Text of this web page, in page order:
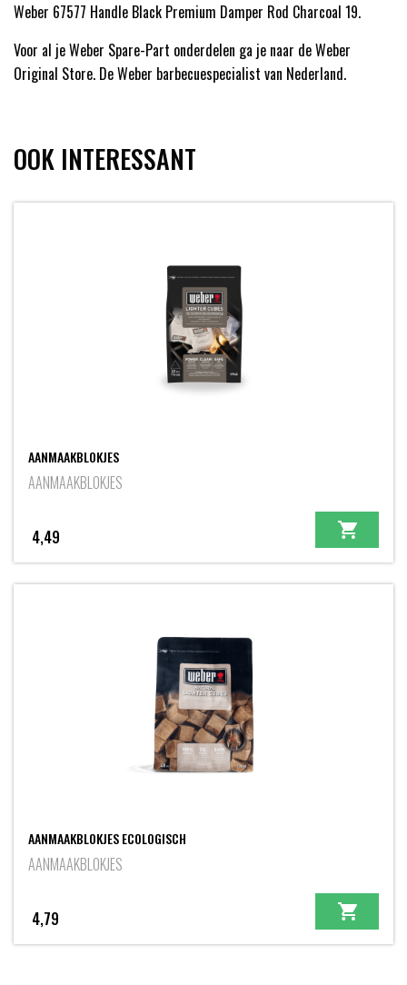
Weber 67577 Handle Black Premium Damper Rod Charcoal 19.
Voor al je Weber Spare-Part onderdelen ga je naar de Weber
Original Store. De Weber barbecuespecialist van Nederland.
OOK INTERESSANT
AANMAAKBLOKJES
AANMAAKBLOKJES
4,49
AANMAAKBLOKJES ECOLOGISCH
AANMAAKBLOKJES
4,79